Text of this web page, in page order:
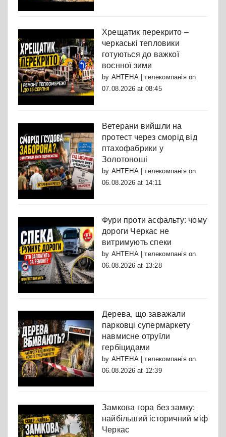
Хрещатик перекрито –
черкаські тепловики
готуються до важкої
воєнної зими
by АНТЕНА | телекомпаніяon
07.08.2026 at 08:45
Ветерани вийшли на
протест через сморід від
птахофабрики у
Золотоноші
by АНТЕНА | телекомпаніяon
06.08.2026 at 14:11
Фури проти асфальту: чому
дороги Черкас не
витримують спеки
by АНТЕНА | телекомпаніяon
06.08.2026 at 13:28
Дерева, що заважали
парковці супермаркету
навмисне отруїли
гербіцидами
by АНТЕНА | телекомпаніяon
06.08.2026 at 12:39
Замкова гора без замку:
найбільший історичний міф
Черкас